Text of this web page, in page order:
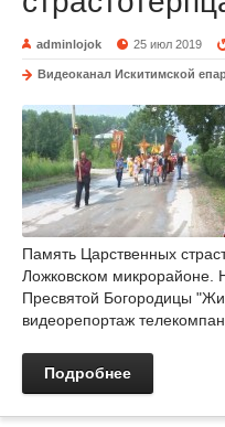
adminlojok 25 июл 2019
Видеоканал Искитимской
Память Царственных
Ложковском микрорайоне.
Пресвятой Богородицы
видеорепортаж
Подробнее